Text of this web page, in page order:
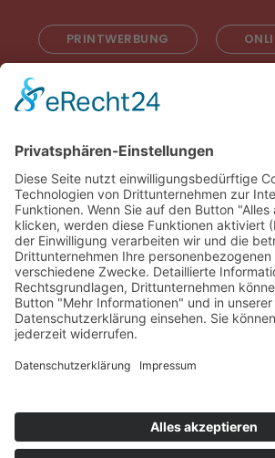
PRINTWERBUNG
Impressum
AGB
Cookie-Einstellungen